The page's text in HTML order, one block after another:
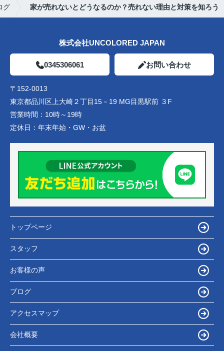
グ 家が売れないとどうなるのか？売れない理由と対策を知ろう
株式会社UNCOLORED JAPAN
0345306061 お問い合わせ
〒152-0013
東京都品川区上大崎２丁目15－19 MG目黒駅前 ３F
営業時間： 10時～19時
定休日： 年末年始・GW・お盆
トップページ
スタッフ
お客様の声
ブログ
アクセスマップ
会社概要